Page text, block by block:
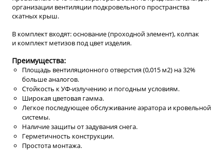
организации вентиляции подкровельного пространства
скатных крыш.
В комплект входят: основание (проходной элемент), колпак
и комплект метизов под цвет изделия.
Преимущества:
Площадь вентиляционного отверстия (0,015 м2) на 32%
больше аналогов.
Стойкость к УФ-излучению и погодным условиям.
Широкая цветовая гамма.
Легкое последующее обслуживание аэратора и кровельной
системы.
Наличие защиты от задувания снега.
Герметичность конструкции.
Простота монтажа.